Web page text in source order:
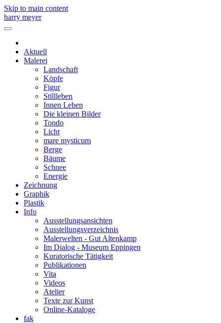
Skip to main content
harry meyer
Aktuell
Malerei
Landschaft
Köpfe
Figur
Stillleben
Innen Leben
Die kleinen Bilder
Tondo
Licht
mare mysticum
Berge
Bäume
Schnee
Energie
Zeichnung
Graphik
Plastik
Info
Ausstellungsansichten
Ausstellungsverzeichnis
Malerwelten - Gut Altenkamp
Im Dialog - Museum Eppingen
Kuratorische Tätigkeit
Publikationen
Vita
Videos
Atelier
Texte zur Kunst
Online-Kataloge
fak